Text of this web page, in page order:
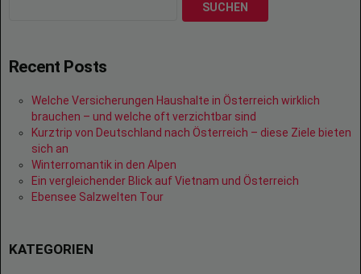
SUCHEN
Recent Posts
Welche Versicherungen Haushalte in Österreich wirklich
brauchen – und welche oft verzichtbar sind
Kurztrip von Deutschland nach Österreich – diese Ziele bieten
sich an
Winterromantik in den Alpen
Ein vergleichender Blick auf Vietnam und Österreich
Ebensee Salzwelten Tour
KATEGORIEN